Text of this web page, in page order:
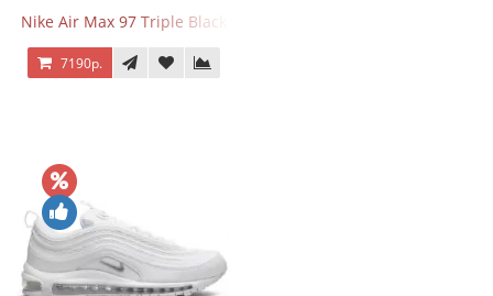
Nike Air Max 97 Triple Black
7190р.